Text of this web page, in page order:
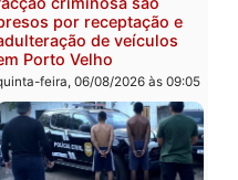
em RO
quinta-feira, 06/08/2026 às